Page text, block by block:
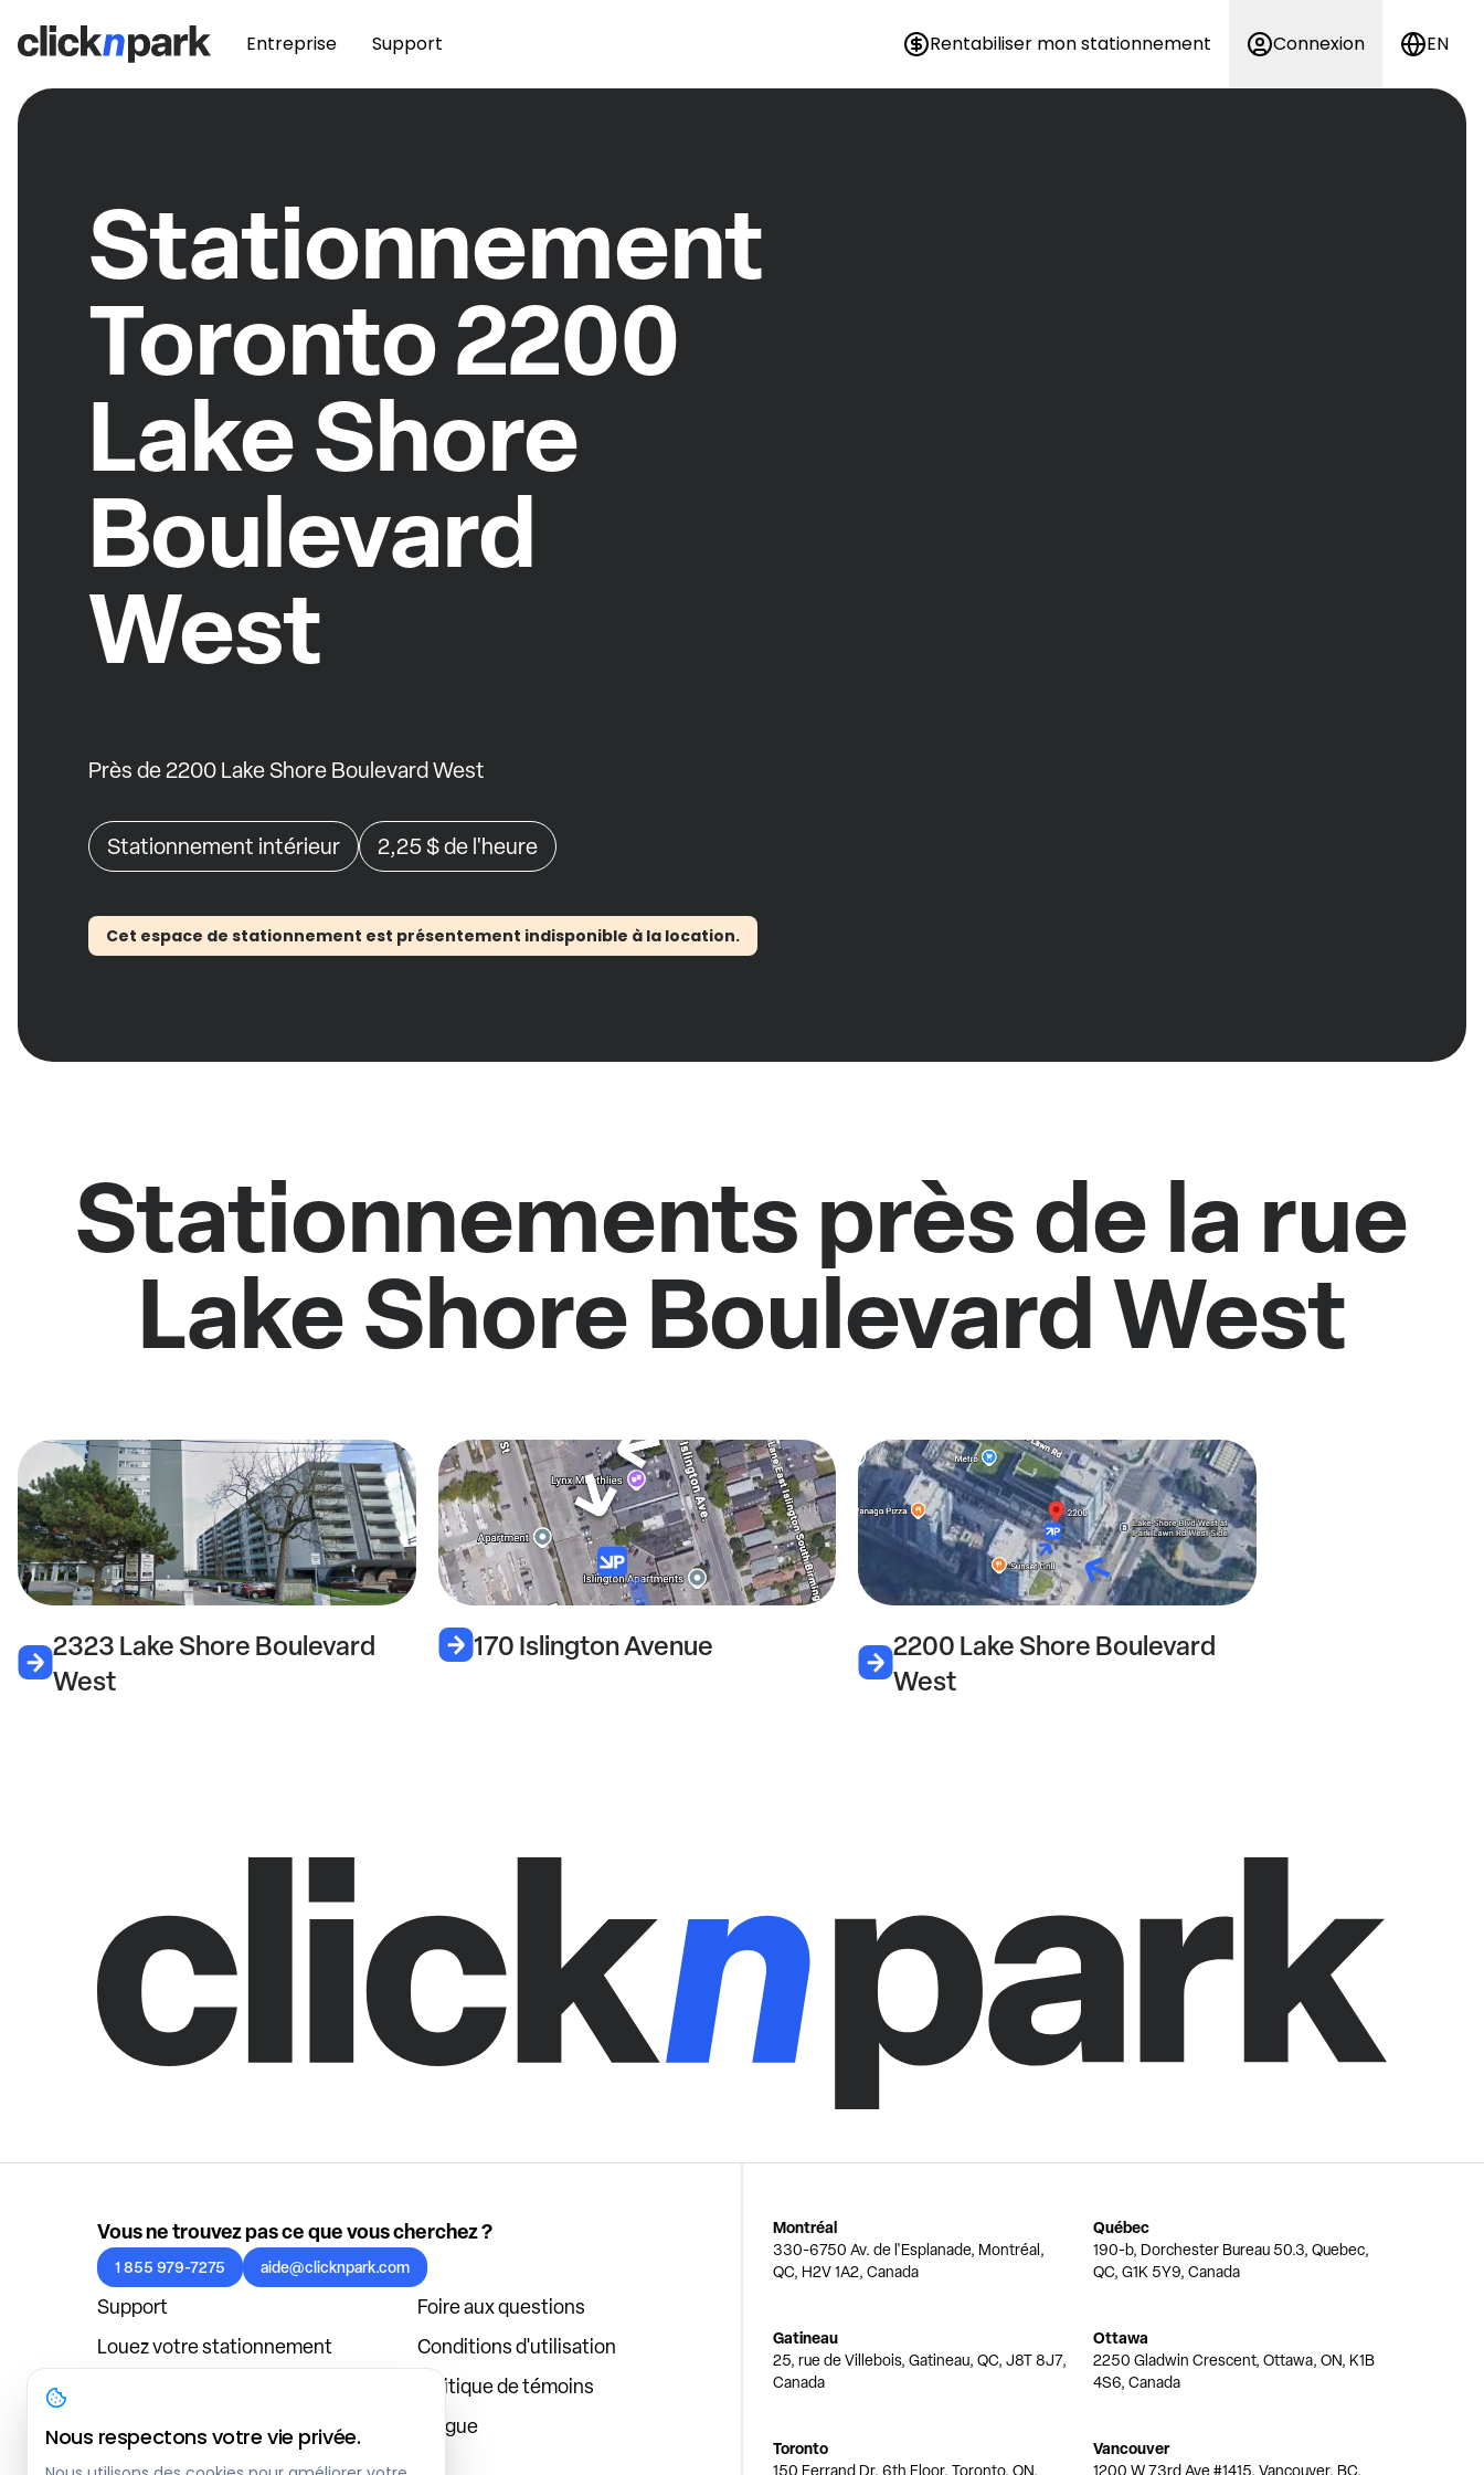
Entreprise Support Rentabiliser mon stationnement Connexion EN
Stationnement
Toronto 2200
Lake Shore
Boulevard
West
Près de 2200 Lake Shore Boulevard West
Stationnement intérieur 2,25 $de l'heure
Cet espace de stationnement est présentement indisponible à la location.
Stationnements près de la rue
Lake Shore Boulevard West
2323 Lake Shore Boulevard
West
170 Islington Avenue
2200 Lake Shore Boulevard
West
Vous ne trouvez pas ce que vous cherchez ?
1 855 979-7275 aide@clicknpark.com
Support
Foire aux questions
Louez votre stationnement
Conditions d'utilisation
Politique de témoins
À propos
Blogue
Connexion au tableau de bord
Montréal
330-6750 Av. de l'Esplanade, Montréal,
QC, H2V 1A2, Canada
Québec
190-b, Dorchester Bureau 50.3, Quebec,
QC, G1K 5Y9, Canada
Gatineau
25, rue de Villebois, Gatineau, QC, J8T 8J7,
Canada
Ottawa
2250 Gladwin Crescent, Ottawa, ON, K1B
4S6, Canada
Toronto
150 Ferrand Dr, 6th Floor, Toronto, ON,
Vancouver
1200 W 73rd Ave #1415, Vancouver, BC,
Nous respectons votre vie privée.